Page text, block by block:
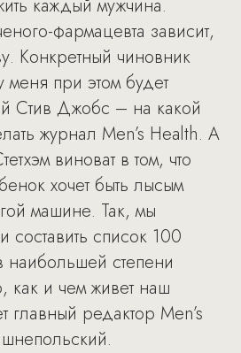
каждый мужчина.
фармацевта зависит,
Конкретный чиновник
меня при этом будет
Стив Джобс – на какой
журнал Men’s Health. А
виноват в том, что
хочет быть лысым
машине. Так, мы
список 100
степени
как и чем живет наш
главный редактор Men’s